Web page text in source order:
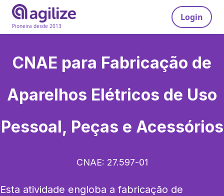
Pioneira desde 2013
Login
CNAE para Fabricação de
Aparelhos Elétricos de Uso
Pessoal, Peças e Acessórios
CNAE: 27.597-01
Esta atividade engloba a fabricação de